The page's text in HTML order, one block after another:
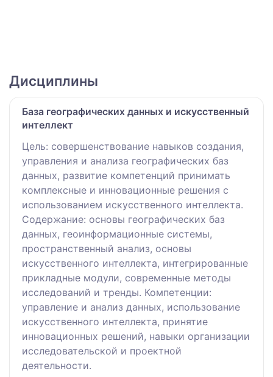
Дисциплины
База географических данных и искусственный
интеллект
Цель: совершенствование навыков создания,
управления и анализа географических баз
данных, развитие компетенций принимать
комплексные и инновационные решения с
использованием искусственного интеллекта.
Содержание: основы географических баз
данных, геоинформационные системы,
пространственный анализ, основы
искусственного интеллекта, интегрированные
прикладные модули, современные методы
исследований и тренды. Компетенции:
управление и анализ данных, использование
искусственного интеллекта, принятие
инновационных решений, навыки организации
исследовательской и проектной
деятельности.